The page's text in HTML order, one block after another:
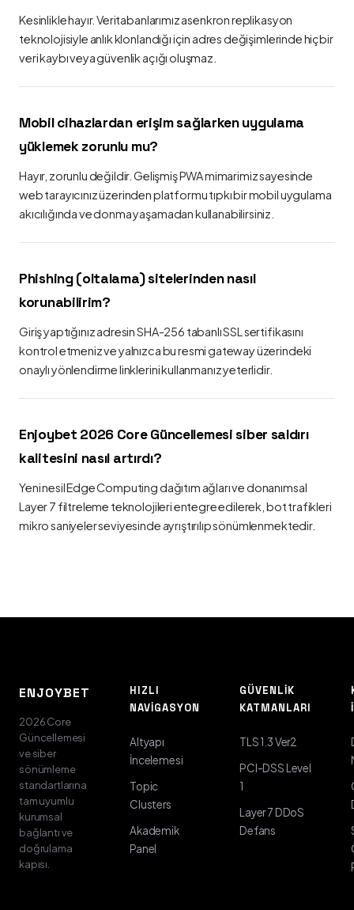
Kesinlikle hayır. Veritabanlarımız asenkron replikasyon
teknolojisiyle anlık klonlandığı için adres değişimlerinde hiçbir
veri kaybı veya güvenlik açığı oluşmaz.
Mobil cihazlardan erişim sağlarken uygulama
yüklemek zorunlu mu?
Hayır, zorunlu değildir. Gelişmiş PWA mimarimiz sayesinde
web tarayıcınız üzerinden platformu tıpkı bir mobil uygulama
akıcılığında ve donma yaşamadan kullanabilirsiniz.
Phishing (oltalama) sitelerinden nasıl
korunabilirim?
Giriş yaptığınız adresin SHA-256 tabanlı SSL sertifikasını
kontrol etmeniz ve yalnızca bu resmi gateway üzerindeki
onaylı yönlendirme linklerini kullanmanız yeterlidir.
Enjoybet 2026 Core Güncellemesi siber saldırı
kalitesini nasıl artırdı?
Yeni nesil Edge Computing dağıtım ağları ve donanımsal
Layer 7 filtreleme teknolojileri entegre edilerek, bot trafikleri
mikro saniyeler seviyesinde ayrıştırılıp sönümlenmektedir.
ENJOYBET
2026 Core
Güncellemesi
ve siber
sönümleme
standartlarına
tam uyumlu
kurumsal
bağlantı ve
doğrulama
kapısı.
HIZLI
NAVIGASYON
Altyapı
İncelemesi
Topic
Clusters
Akademik
Panel
GÜVENLIK
KATMANLARI
TLS 1.3 Ver2
PCI-DSS Level
1
Layer 7 DDoS
Defans